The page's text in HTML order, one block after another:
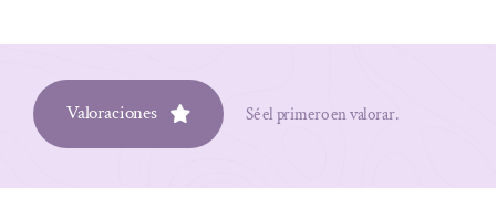
Valoraciones Sé el primero en valorar.